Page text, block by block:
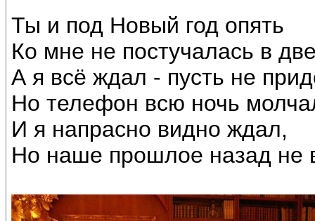
Ты и под Новый год опять
Ко мне не постучалась в
А я всё ждал - пусть не
Но телефон всю ночь
И я напрасно видно ждал,
Но наше прошлое назад не